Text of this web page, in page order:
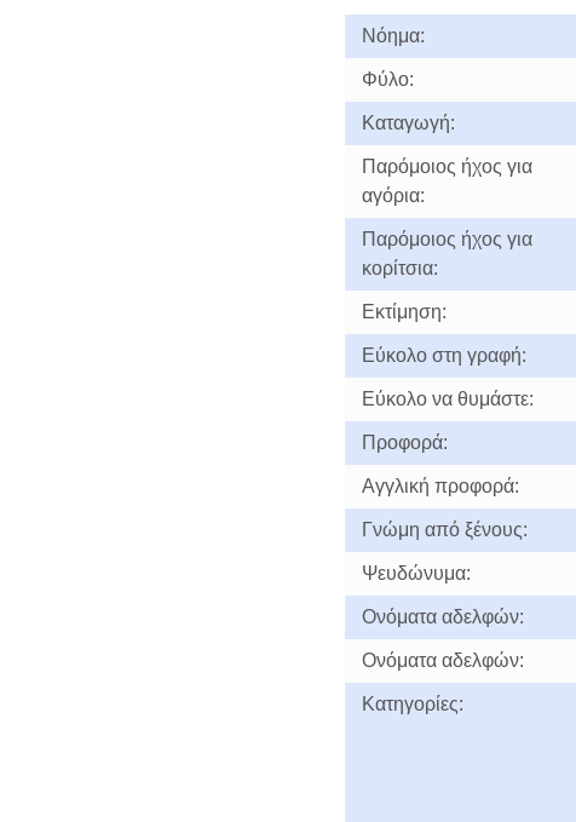
Νόημα:
Φύλο:
Καταγωγή:
Παρόμοιος ήχος για
αγόρια:
Παρόμοιος ήχος για
κορίτσια:
Εκτίμηση:
Εύκολο στη γραφή:
Εύκολο να θυμάστε:
Προφορά:
Αγγλική προφορά:
Γνώμη από ξένους:
Ψευδώνυμα:
Ονόματα αδελφών:
Ονόματα αδελφών:
Κατηγορίες: